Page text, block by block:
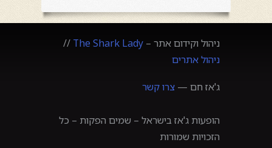
ניהול וקידום אתר – The Shark Lady
//
ניהול אתרים
ג'אז חם — צרו קשר
הופעות ג'אז בישראל – שמים הפקות – כל
הזכויות שמורות